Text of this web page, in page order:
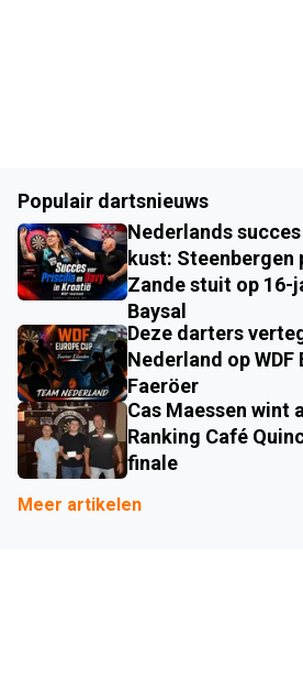
Populair dartsnieuws
Nederlands
kust:
Zande stuit op
Baysal
Deze darters
Nederland op WDF
Faeröer
Cas Maessen wint
Ranking Café
finale
Meer artikelen